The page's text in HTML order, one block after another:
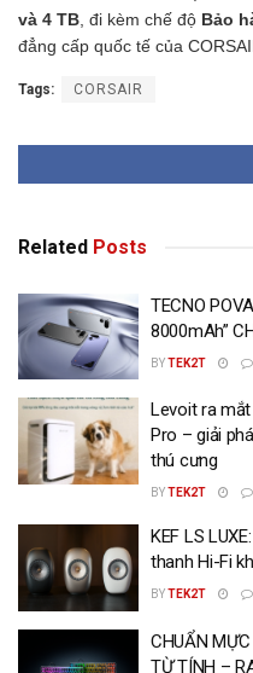
và 4 TB , đi kèm chế độ Bảo
đẳng cấp quốc tế của
Tags: CORSAIR
Related Posts
TECNO
8000mAh”
BYTEK2T
Levoit ra
Pro – giải
thú cưng
BYTEK2T
KEF LS
thanh Hi-Fi
BYTEK2T
CHUẨN
TỪ TÍNH –